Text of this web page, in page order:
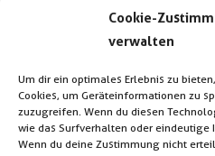
Cookie-
verwalten
Um dir ein optimales Erlebnis zu
Cookies, um Geräteinformationen zu
zuzugreifen. Wenn du diesen
wie das Surfverhalten oder eindeutige
Wenn du deine Zustimmung nicht
Apropos Eleganz: Am
Donnerstag laden wir
architektonischer
erwartet Sie!